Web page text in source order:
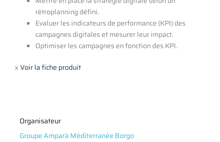
rétroplanning défini.
Evaluer les indicateurs de performance (KPI) des
campagnes digitales et mesurer leur impact.
Optimiser les campagnes en fonction des KPI.
xVoir la fiche produit
Organisateur
Groupe Amparà Méditerranée Borgo